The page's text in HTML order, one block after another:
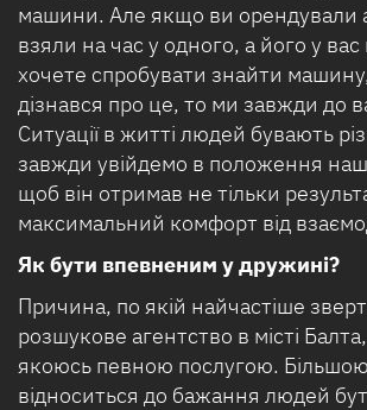
машини. Але якщо ви орендували
взяли на час у одного, а його у вас
хочете спробувати знайти
дізнався про це, то ми завжди до
Ситуації в житті людей бувають
завжди увійдемо в положення
щоб він отримав не тільки
максимальний комфорт від
Як бути впевненим у дружині?
Причина, по якій найчастіше
розшукове агентство в місті
якоюсь певною послугою.
відноситься до бажання людей